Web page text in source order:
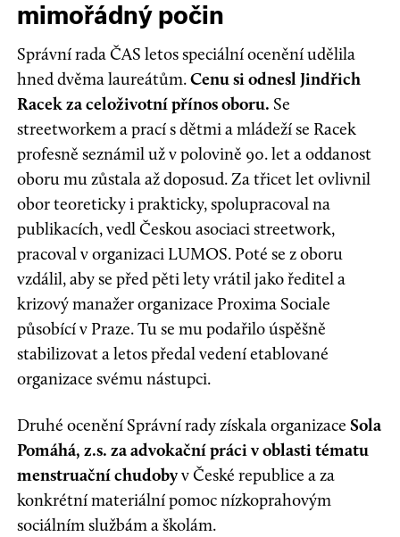
mimořádný počin
Správní rada ČAS letos speciální ocenění udělila
hned dvěma laureátům.Cenu si odnesl Jindřich
Racek za celoživotní přínos oboru. Se
streetworkem a prací s dětmi a mládeží se Racek
profesně seznámil už v polovině 90. let a oddanost
oboru mu zůstala až doposud. Za třicet let ovlivnil
obor teoreticky i prakticky, spolupracoval na
publikacích, vedl Českou asociaci streetwork,
pracoval v organizaci LUMOS. Poté se z oboru
vzdálil, aby se před pěti lety vrátil jako ředitel a
krizový manažer organizace Proxima Sociale
působící v Praze. Tu se mu podařilo úspěšně
stabilizovat a letos předal vedení etablované
organizace svému nástupci.
Druhé ocenění Správní rady získala organizaceSola
Pomáhá, z.s. za advokační práci v oblasti tématu
menstruační chudobyv České republice a za
konkrétní materiální pomoc nízkoprahovým
sociálním službám a školám.